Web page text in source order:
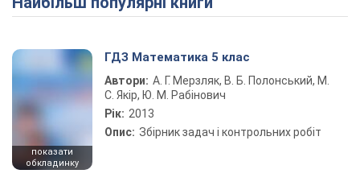
показати
обкладинку
ГДЗ Математика 5 клас
Автори: А. Г. Мерзляк, В. Б. Полонський, М.
С. Якір, Ю. М. Рабінович
Рік: 2013
Опис: Збірник задач і контрольних робіт